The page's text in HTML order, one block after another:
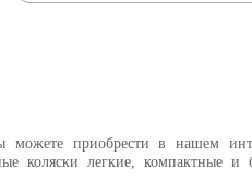
можете приобрести в нашем
коляски легкие, компактные и